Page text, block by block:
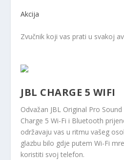
Akcija
Zvučnik koji vas prati u svakoj
JBL CHARGE 5 WIFI
Odvažan JBL Original Pro
Charge 5 Wi-Fi i Bluetooth
održavaju vas u ritmu vašeg
glazbu bilo gdje putem Wi-Fi
koristiti svoj telefon.